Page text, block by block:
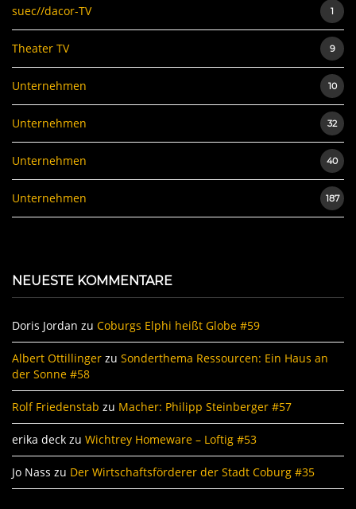
suec//dacor-TV 1
Theater TV 9
Unternehmen 10
Unternehmen 32
Unternehmen 40
Unternehmen 187
NEUESTE KOMMENTARE
Doris Jordan zu Coburgs Elphi heißt Globe #59
Albert Ottillinger zu Sonderthema Ressourcen: Ein Haus an
der Sonne #58
Rolf Friedenstab zu Macher: Philipp Steinberger #57
erika deck zu Wichtrey Homeware – Loftig #53
Jo Nass zu Der Wirtschaftsförderer der Stadt Coburg #35